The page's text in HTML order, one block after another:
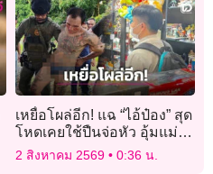
เหยื่อโผล่อีก! แฉ “ไอ้ป๋อง” สุด
โหดเคยใช้ปืนจ่อหัว อุ้มแม่
หวังพาไปฝังดินเขาชีจรรย์
2 สิงหาคม 2569 0:36 น.